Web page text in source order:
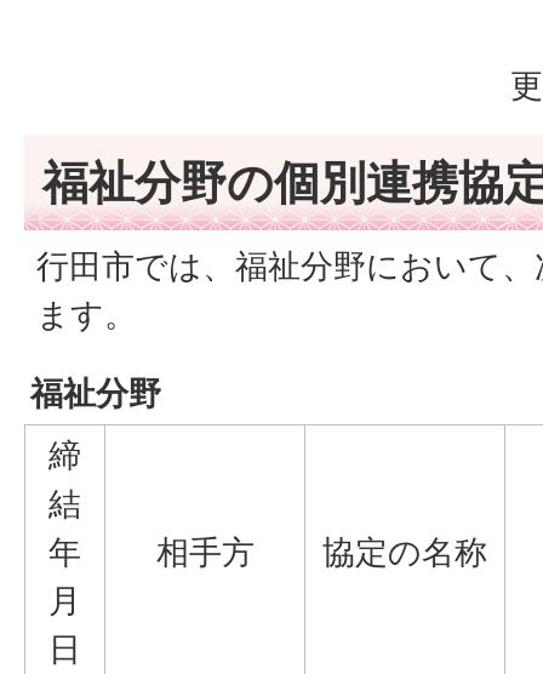
福祉分野の個別連携協
行田市では、福祉分野において
ます。
福祉分野
締
結
年
月
日
相手方 協定の名称